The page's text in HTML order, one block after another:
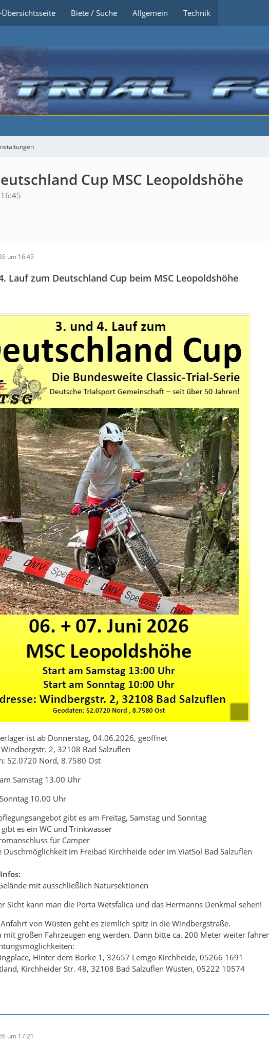
Biete / Suche Allgemein Technik
Cup MSC Leopoldshöhe
um 16:45
Lauf zum Deutschland Cup beim MSC Leopoldshöhe
ist ab Donnerstag, 04.06.2026, geöffnet
2, 32108 Bad Salzuflen
52.0720 Nord, 8.7580 Ost
Samstag 13.00 Uhr
10.00 Uhr
gibt es am Freitag, Samstag und Sonntag
es ein WC und Trinkwasser
für Camper
Duschmöglichkeit im Freibad Kirchheide oder im ViatSol Bad Salzuflen
mit ausschließlich Natursektionen
Sicht kann man die Porta Wetsfalica und das Hermanns Denkmal sehen!
von Wüsten geht es ziemlich spitz in die Windbergstraße.
mit großen Fahrzeugen eng werden. Dann bitte ca. 200 Meter weiter
Hinter dem Borke 1, 32657 Lemgo Kirchheide, 05266 1691
Kirchheider Str. 48, 32108 Bad Salzuflen Wüsten, 05222 10574
um 17:21